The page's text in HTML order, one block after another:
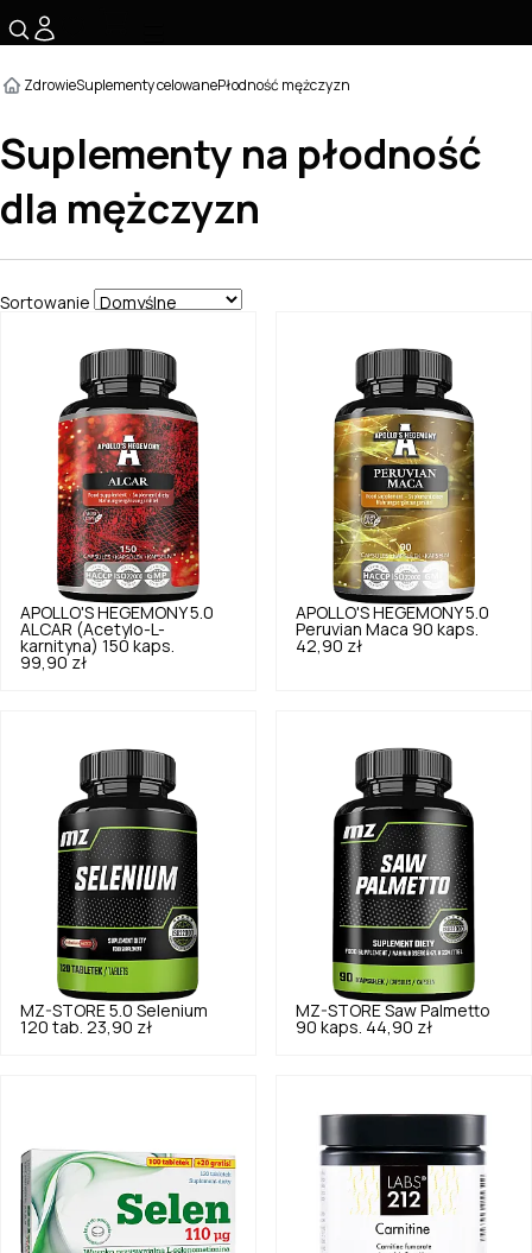
ZdrowieSuplementy celowanePłodność mężczyzn
Suplementy na płodność
dla mężczyzn
Sortowanie
APOLLO'S HEGEMONY 5.0
ALCAR (Acetylo-L-
karnityna) 150 kaps.
99,90 zł
APOLLO'S HEGEMONY 5.0
Peruvian Maca 90 kaps.
42,90 zł
MZ-STORE 5.0 Selenium
120 tab. 23,90 zł
MZ-STORE Saw Palmetto
90 kaps. 44,90 zł